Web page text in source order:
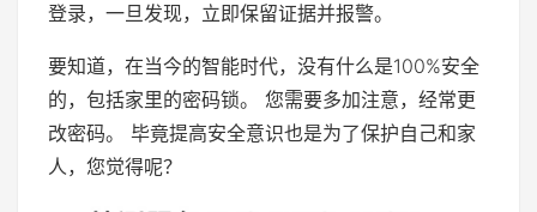
登录，一旦发现，立即保留证据并报警。
要知道，在当今的智能时代，没有什么是100%安全
的，包括家里的密码锁。 您需要多加注意，经常更
改密码。 毕竟提高安全意识也是为了保护自己和家
人，您觉得呢？